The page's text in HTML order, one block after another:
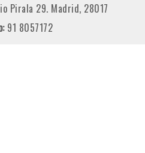
Pirala 29. Madrid, 28017
91 8057172